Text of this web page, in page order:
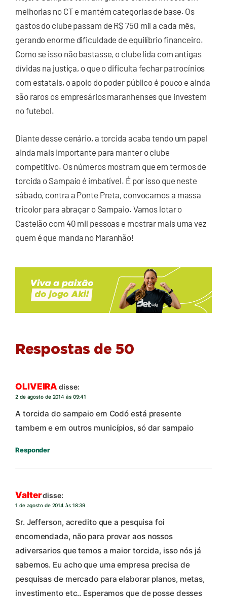
melhorias no CT e mantém categorias de base. Os
gastos do clube passam de R$ 750 mil a cada mês,
gerando enorme dificuldade de equilíbrio financeiro.
Como se isso não bastasse, o clube lida com antigas
dívidas na justiça, o que o dificulta fechar patrocínios
com estatais, o apoio do poder público é pouco e ainda
são raros os empresários maranhenses que investem
no futebol.
Diante desse cenário, a torcida acaba tendo um papel
ainda mais importante para manter o clube
competitivo. Os números mostram que em termos de
torcida o Sampaio é imbatível. É por isso que neste
sábado, contra a Ponte Preta, convocamos a massa
tricolor para abraçar o Sampaio. Vamos lotar o
Castelão com 40 mil pessoas e mostrar mais uma vez
quem é que manda no Maranhão!
Respostas de 50
OLIVEIRA disse:
2 de agosto de 2014 às 09:41
A torcida do sampaio em Codó está presente
tambem e em outros municípios, só dar sampaio
Responder
Valterdisse:
1 de agosto de 2014 às 18:39
Sr. Jefferson, acredito que a pesquisa foi
encomendada, não para provar aos nossos
adiversarios que temos a maior torcida, isso nós já
sabemos. Eu acho que uma empresa precisa de
pesquisas de mercado para elaborar planos, metas,
investimento etc.. Esperamos que de posse desses